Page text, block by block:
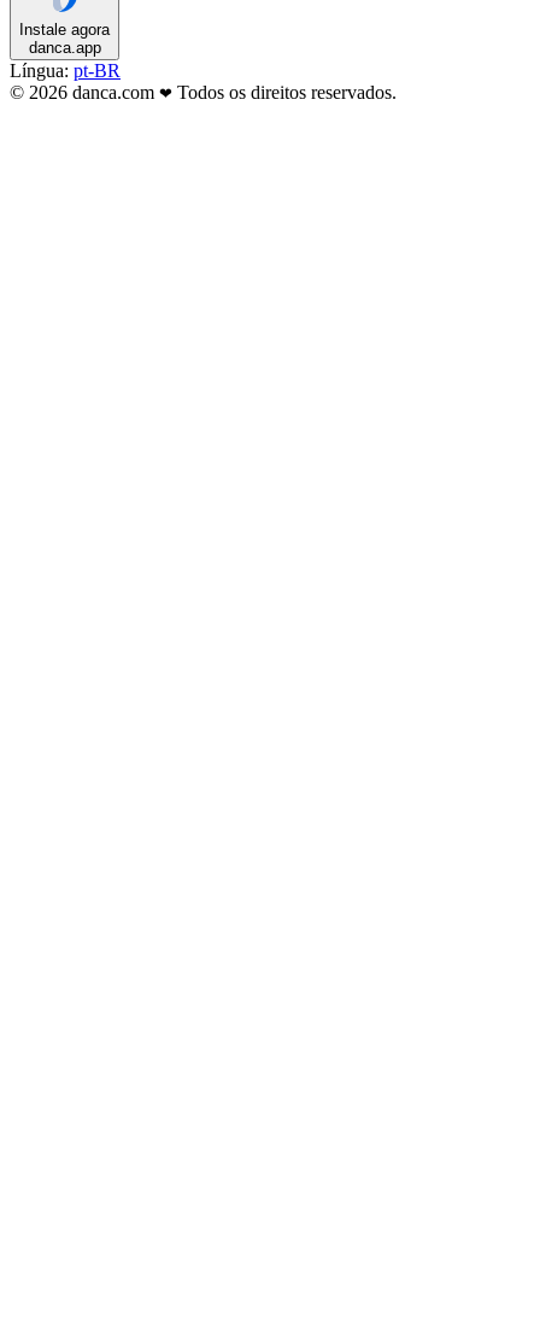
Instale agora
danca.app
Língua: pt-BR
© 2026 danca.com ❤ Todos os direitos reservados.